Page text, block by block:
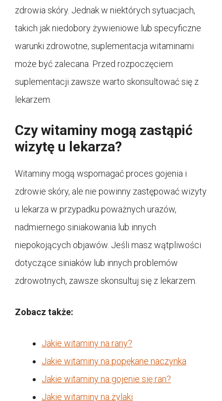
zdrowia skóry. Jednak w niektórych sytuacjach,
takich jak niedobory żywieniowe lub specyficzne
warunki zdrowotne, suplementacja witaminami
może być zalecana. Przed rozpoczęciem
suplementacji zawsze warto skonsultować się z
lekarzem.
Czy witaminy mogą zastąpić
wizytę u lekarza?
Witaminy mogą wspomagać proces gojenia i
zdrowie skóry, ale nie powinny zastępować wizyty
u lekarza w przypadku poważnych urazów,
nadmiernego siniakowania lub innych
niepokojących objawów. Jeśli masz wątpliwości
dotyczące siniaków lub innych problemów
zdrowotnych, zawsze skonsultuj się z lekarzem.
Zobacz także:
Jakie witaminy na rany?
Jakie witaminy na popękane naczynka
Jakie witaminy na gojenie się ran?
Jakie witaminy na żylaki